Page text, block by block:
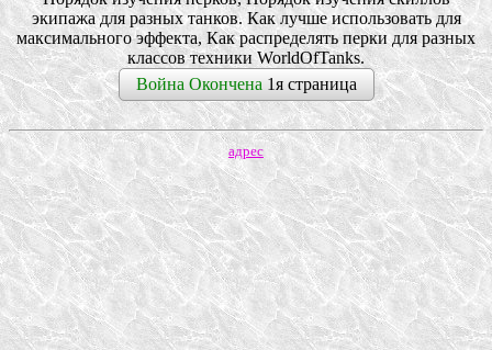
экипажа для разных танков. Как лучше использовать для
максимального эффекта, Как распределять перки для разных
классов техники WorldOfTanks.
Война Окончена 1я страница
адрес